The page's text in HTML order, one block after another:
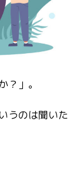
」。
うのは聞いた